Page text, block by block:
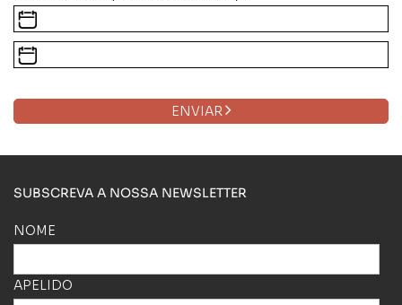
ENVIAR
SUBSCREVA A NOSSA NEWSLETTER
NOME
APELIDO